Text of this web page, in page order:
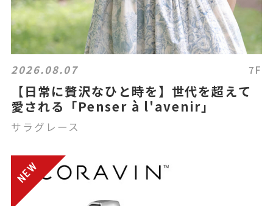
2026.08.07 7F
【日常に贅沢なひと時を】世代を超えて
愛される「Penser à l'avenir」
サラグレース